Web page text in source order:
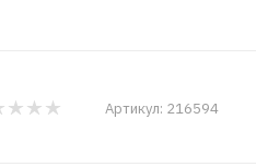
Артикул: 216594